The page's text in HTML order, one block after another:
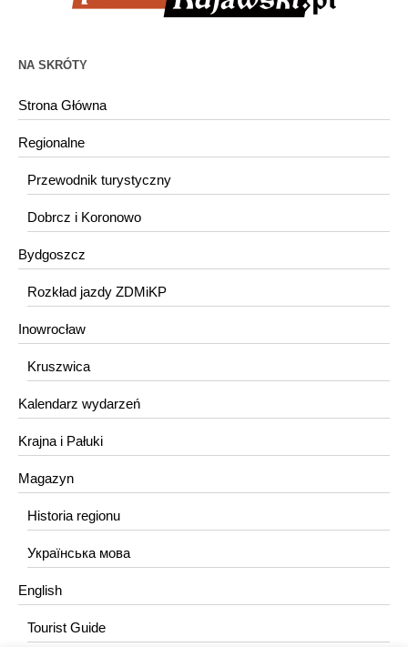
NA SKRÓTY
Strona Główna
Regionalne
Przewodnik turystyczny
Dobrcz i Koronowo
Bydgoszcz
Rozkład jazdy ZDMiKP
Inowrocław
Kruszwica
Kalendarz wydarzeń
Krajna i Pałuki
Magazyn
Historia regionu
Українська мова
English
Tourist Guide